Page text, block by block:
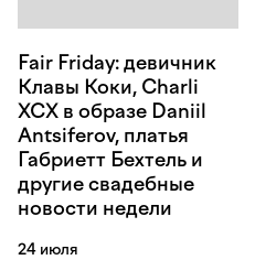
Fair Friday: девичник
Клавы Коки, Charli
XCX в образе Daniil
Antsiferov, платья
Габриетт Бехтель и
другие свадебные
новости недели
24 июля